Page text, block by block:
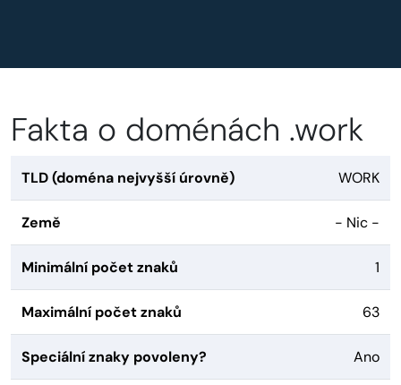
Fakta o doménách .work
TLD (doména nejvyšší úrovně) WORK
Země - Nic -
Minimální počet znaků 1
Maximální počet znaků 63
Speciální znaky povoleny? Ano